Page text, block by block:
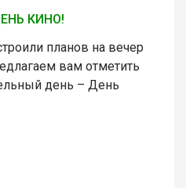
КИНО!
планов на вечер
вам отметить
день – День